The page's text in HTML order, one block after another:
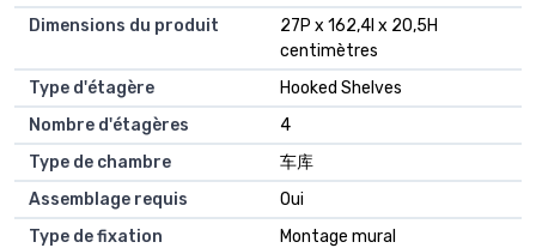
Dimensions du produit
27P x 162,4l x 20,5H
centimètres
Type d'étagère
Hooked Shelves
Nombre d'étagères
4
Type de chambre
车库
Assemblage requis
Oui
Type de fixation
Montage mural